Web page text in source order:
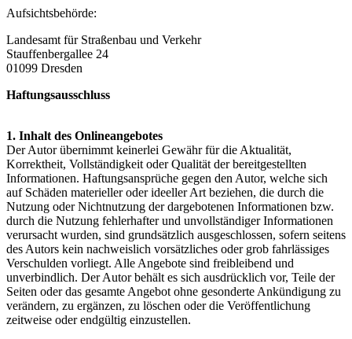
Aufsichtsbehörde:
Landesamt für Straßenbau und Verkehr
Stauffenbergallee 24
01099 Dresden
Haftungsausschluss
1. Inhalt des Onlineangebotes
Der Autor übernimmt keinerlei Gewähr für die Aktualität,
Korrektheit, Vollständigkeit oder Qualität der bereitgestellten
Informationen. Haftungsansprüche gegen den Autor, welche sich
auf Schäden materieller oder ideeller Art beziehen, die durch die
Nutzung oder Nichtnutzung der dargebotenen Informationen bzw.
durch die Nutzung fehlerhafter und unvollständiger Informationen
verursacht wurden, sind grundsätzlich ausgeschlossen, sofern seitens
des Autors kein nachweislich vorsätzliches oder grob fahrlässiges
Verschulden vorliegt. Alle Angebote sind freibleibend und
unverbindlich. Der Autor behält es sich ausdrücklich vor, Teile der
Seiten oder das gesamte Angebot ohne gesonderte Ankündigung zu
verändern, zu ergänzen, zu löschen oder die Veröffentlichung
zeitweise oder endgültig einzustellen.